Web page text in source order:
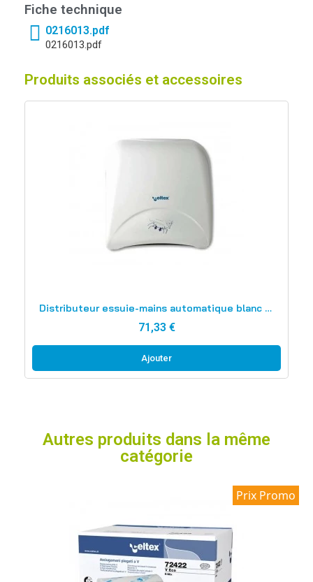
Fiche technique
0216013.pdf
0216013.pdf
Produits associés et accessoires
Distributeur essuie-mains automatique blanc ABS
71,33 €
Ajouter
Autres produits dans la même
catégorie
Prix Promo